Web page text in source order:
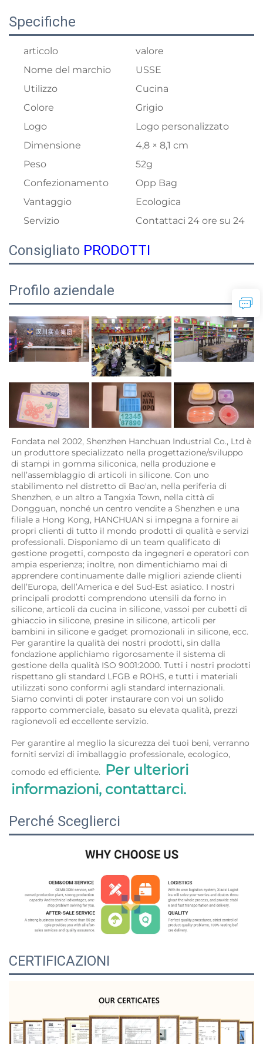
Specifiche
articolo
valore
Nome del marchio
USSE
Utilizzo
Cucina
Colore
Grigio
Logo
Logo personalizzato
Dimensione
4,8 × 8,1 cm
Peso
52g
Confezionamento
Opp Bag
Vantaggio
Ecologica
Servizio
Contattaci 24 ore su 24
Consigliato PRODOTTI
Profilo aziendale
Fondata nel 2002, Shenzhen Hanchuan Industrial Co., Ltd è
un produttore specializzato nella progettazione/sviluppo
di stampi in gomma siliconica, nella produzione e
nell’assemblaggio di articoli in silicone. Con uno
stabilimento nel distretto di Bao'an, nella periferia di
Shenzhen, e un altro a Tangxia Town, nella città di
Dongguan, nonché un centro vendite a Shenzhen e una
filiale a Hong Kong, HANCHUAN si impegna a fornire ai
propri clienti di tutto il mondo prodotti di qualità e servizi
professionali. Disponiamo di un team qualificato di
gestione progetti, composto da ingegneri e operatori con
ampia esperienza; inoltre, non dimentichiamo mai di
apprendere continuamente dalle migliori aziende clienti
dell’Europa, dell’America e del Sud-Est asiatico. I nostri
principali prodotti comprendono utensili da forno in
silicone, articoli da cucina in silicone, vassoi per cubetti di
ghiaccio in silicone, presine in silicone, articoli per
bambini in silicone e gadget promozionali in silicone, ecc.
Per garantire la qualità dei nostri prodotti, sin dalla
fondazione applichiamo rigorosamente il sistema di
gestione della qualità ISO 9001:2000. Tutti i nostri prodotti
rispettano gli standard LFGB e ROHS, e tutti i materiali
utilizzati sono conformi agli standard internazionali.
Siamo convinti di poter instaurare con voi un solido
rapporto commerciale, basato su elevata qualità, prezzi
ragionevoli ed eccellente servizio.
Per garantire al meglio la sicurezza dei tuoi beni, verranno
forniti servizi di imballaggio professionale, ecologico,
comodo ed efficiente.
Per ulteriori
informazioni, contattarci.
Perché Sceglierci
CERTIFICAZIONI